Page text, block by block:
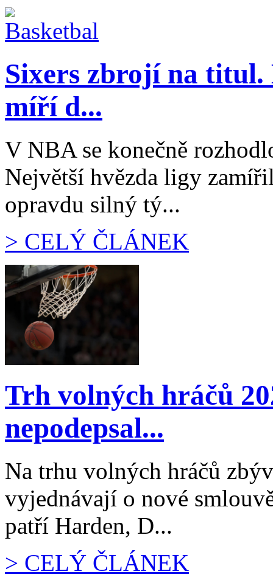
Sixers zbrojí na
míří d...
V NBA se konečně
Největší hvězda ligy
opravdu silný tý...
> CELÝ ČLÁNEK
Trh volných hráčů
nepodepsal...
Na trhu volných hráčů
vyjednávají o nové
patří Harden, D...
> CELÝ ČLÁNEK